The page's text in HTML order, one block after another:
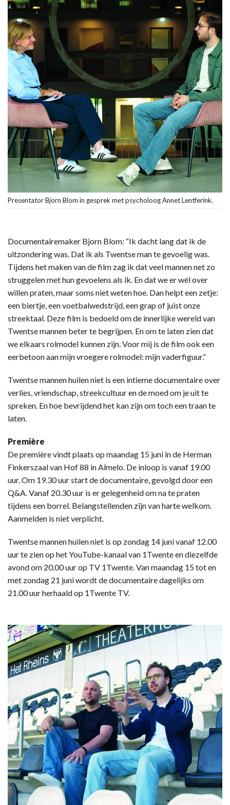
Presentator Bjorn Blom in gesprek met psycholoog Annet Lentferink.
Documentairemaker Bjorn Blom: “Ik dacht lang dat ik de
uitzondering was. Dat ik als Twentse man te gevoelig was.
Tijdens het maken van de film zag ik dat veel mannen net zo
struggelen met hun gevoelens als ik. En dat we er wél over
willen praten, maar soms niet weten hoe. Dan helpt een zetje:
een biertje, een voetbalwedstrijd, een grap of juist onze
streektaal. Deze film is bedoeld om de innerlijke wereld van
Twentse mannen beter te begrijpen. En om te laten zien dat
we elkaars rolmodel kunnen zijn. Voor mij is de film ook een
eerbetoon aan mijn vroegere rolmodel: mijn vaderfiguur.”
Twentse mannen huilen niet is een intieme documentaire over
verlies, vriendschap, streekcultuur en de moed om je uit te
spreken. En hoe bevrijdend het kan zijn om toch een traan te
laten.
Première
De première vindt plaats op maandag 15 juni in de Herman
Finkerszaal van Hof 88 in Almelo. De inloop is vanaf 19.00
uur. Om 19.30 uur start de documentaire, gevolgd door een
Q&A. Vanaf 20.30 uur is er gelegenheid om na te praten
tijdens een borrel. Belangstellenden zijn van harte welkom.
Aanmelden is niet verplicht.
Twentse mannen huilen niet is op zondag 14 juni vanaf 12.00
uur te zien op het YouTube-kanaal van 1Twente en diezelfde
avond om 20.00 uur op TV 1Twente. Van maandag 15 tot en
met zondag 21 juni wordt de documentaire dagelijks om
21.00 uur herhaald op 1Twente TV.